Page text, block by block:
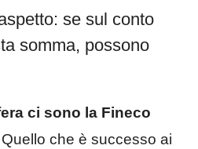
se sul conto
somma, possono
ci sono la Fineco
Quello che è successo ai